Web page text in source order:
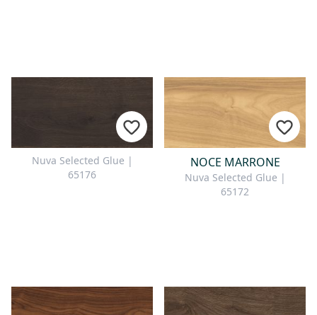
Nuva Selected Glue |
65176
NOCE MARRONE
Nuva Selected Glue |
65172